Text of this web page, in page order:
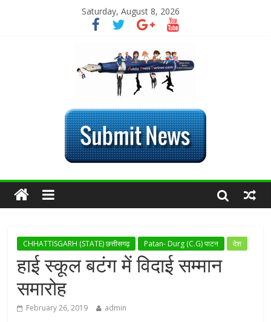
Saturday, August 8, 2026
CHHATTISGARH (STATE) छत्तीसगढ़ Patan- Durg (C.G) पाटन देश
हाई स्कूल बटंग में विदाई सम्मान
समारोह
February 26, 2019 admin